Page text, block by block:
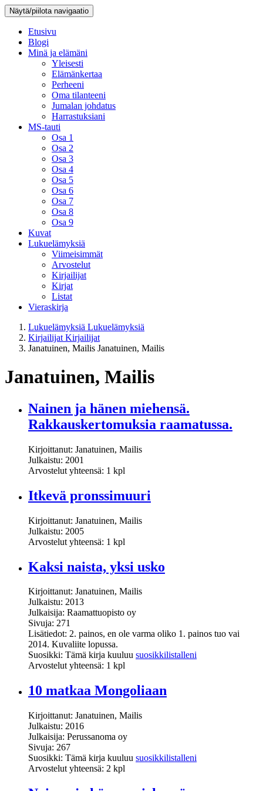
Näytä/piilota navigaatio
Etusivu
Blogi
Minä ja elämäni
Yleisesti
Elämänkertaa
Perheeni
Oma tilanteeni
Jumalan johdatus
Harrastuksiani
MS-tauti
Osa 1
Osa 2
Osa 3
Osa 4
Osa 5
Osa 6
Osa 7
Osa 8
Osa 9
Kuvat
Lukuelämyksiä
Viimeisimmät
Arvostelut
Kirjailijat
Kirjat
Listat
Vieraskirja
Lukuelämyksiä Lukuelämyksiä
Kirjailijat Kirjailijat
Janatuinen, Mailis Janatuinen, Mailis
Janatuinen, Mailis
Nainen ja hänen miehensä.
Rakkauskertomuksia raamatussa.
Kirjoittanut: Janatuinen, Mailis
Julkaistu: 2001
Arvostelut yhteensä: 1 kpl
Itkevä pronssimuuri
Kirjoittanut: Janatuinen, Mailis
Julkaistu: 2005
Arvostelut yhteensä: 1 kpl
Kaksi naista, yksi usko
Kirjoittanut: Janatuinen, Mailis
Julkaistu: 2013
Julkaisija: Raamattuopisto oy
Sivuja: 271
Lisätiedot: 2. painos, en ole varma oliko 1. painos tuo vai
2014. Kuvaliite lopussa.
Suosikki: Tämä kirja kuuluu suosikkilistalleni
Arvostelut yhteensä: 1 kpl
10 matkaa Mongoliaan
Kirjoittanut: Janatuinen, Mailis
Julkaistu: 2016
Julkaisija: Perussanoma oy
Sivuja: 267
Suosikki: Tämä kirja kuuluu suosikkilistalleni
Arvostelut yhteensä: 2 kpl